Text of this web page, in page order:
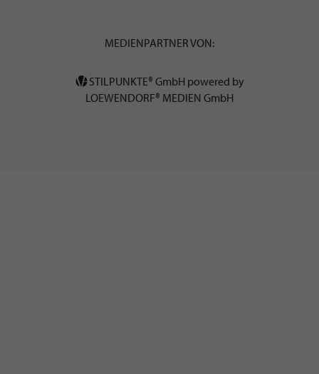
MEDIENPARTNER VON:
STILPUNKTE® GmbH powered by
LOEWENDORF® MEDIEN GmbH